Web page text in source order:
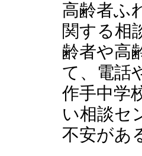
高齢者ふ
関する相
齢者や高
て、電話
作手中学
い相談セ
不安があ